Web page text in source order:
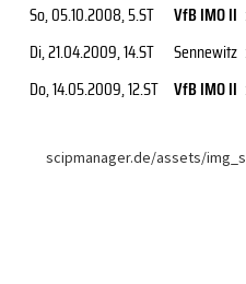
So, 05.10.2008, 5.ST VfB IMO II
Di, 21.04.2009, 14.ST Sennewitz
Do, 14.05.2009, 12.ST VfB IMO II
scipmanager.de/assets/